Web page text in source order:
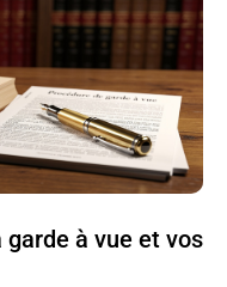
à vue et vos